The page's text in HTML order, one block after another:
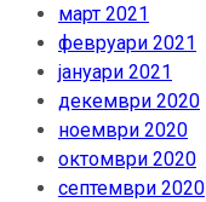
март 2021
февруари 2021
јануари 2021
декември 2020
ноември 2020
октомври 2020
септември 2020